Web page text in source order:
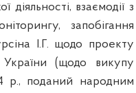
діяльності, взаємодії з
, запобігання
І.Г. щодо проекту
України (щодо
викупу
р., поданий народним